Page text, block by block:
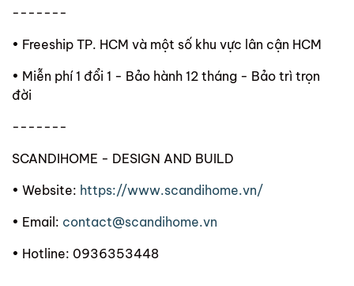
-------
• Freeship TP. HCM và một số khu vực lân cận HCM
• Miễn phí 1 đổi 1 - Bảo hành 12 tháng - Bảo trì trọn
đời
-------
SCANDIHOME - DESIGN AND BUILD
• Website: https://www.scandihome.vn/
• Email: contact@scandihome.vn
• Hotline: 0936353448